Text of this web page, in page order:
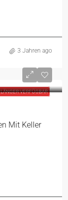
3 Jahren ago
VERFÜGBAR
Mit Keller